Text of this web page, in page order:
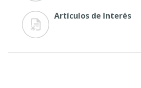
Artículos de Interés